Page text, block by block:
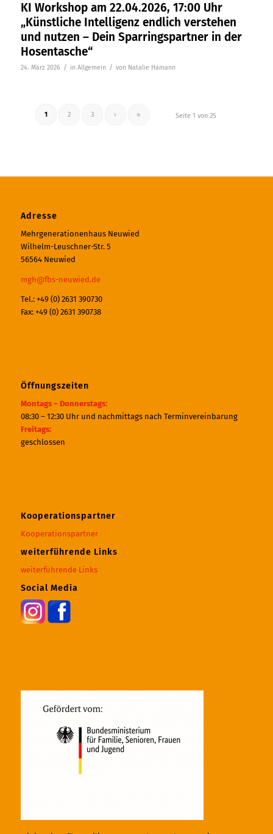
KI Workshop am 22.04.2026, 17:00 Uhr
„Künstliche Intelligenz endlich verstehen
und nutzen – Dein Sparringspartner in der
Hosentasche“
24. März 2026 / in Allgemein / von Natalie Hamann
Seite 1 von 25
1 2 3 › »
Adresse
Mehrgenerationenhaus Neuwied
Wilhelm-Leuschner-Str. 5
56564 Neuwied
mgh@fbs-neuwied.de
Tel.: +49 (0) 2631 390730
Fax: +49 (0) 2631 390738
Öffnungszeiten
Montags – Donnerstags:
08:30 – 12:30 Uhr und nachmittags nach Terminvereinbarung
Freitags:
geschlossen
Kooperationspartner
Kooperationspartner
weiterführende Links
weiterführende Links
Social Media